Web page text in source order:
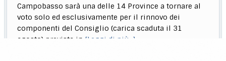
Campobasso sarà una delle 14 Province a tornare al
voto solo ed esclusivamente per il rinnovo dei
componenti del Consiglio (carica scaduta il 31
agosto) prevista in [Leggi di più…]